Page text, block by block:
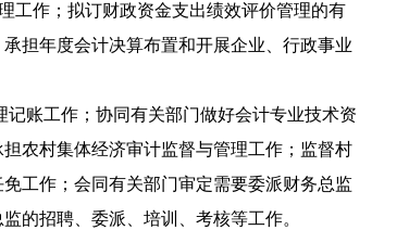
作；拟订财政资金支出绩效评价管理的有
担年度会计决算布置和开展企业、行政事业
账工作；协同有关部门做好会计专业技术资
农村集体经济审计监督与管理工作；监督村
工作；会同有关部门审定需要委派财务总监
的招聘、委派、培训、考核等工作。